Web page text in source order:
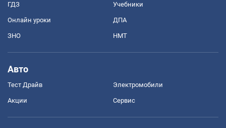
ГДЗ Учебники
Онлайн уроки ДПА
ЗНО НМТ
Авто
Тест Драйв Электромобили
Акции Сервис